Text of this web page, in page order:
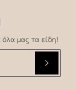
μας τα είδη!